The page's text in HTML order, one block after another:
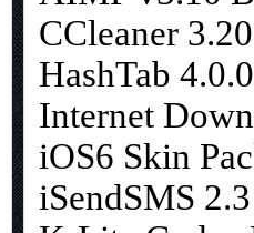
CCleaner 3.20
HashTab
Internet
iOS6 Skin
iSendSMS